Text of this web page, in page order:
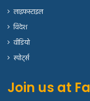
लाइफस्टाइल
विदेश
वीडियो
स्पोर्ट्स
Join us at